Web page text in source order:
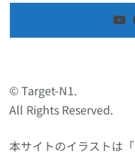
© Target-N1.
All Rights Reserved.
本サイトのイラストは「